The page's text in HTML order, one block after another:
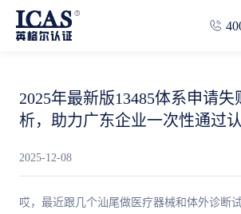
2025年最新版13485体系申请失
析，助力广东企业一次性通过
2025-12-08
哎，最近跟几个汕尾做医疗器械和体外诊断